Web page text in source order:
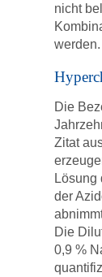
nicht
werden.
Die
Zitat
Lösung
der
Die
0,9 %